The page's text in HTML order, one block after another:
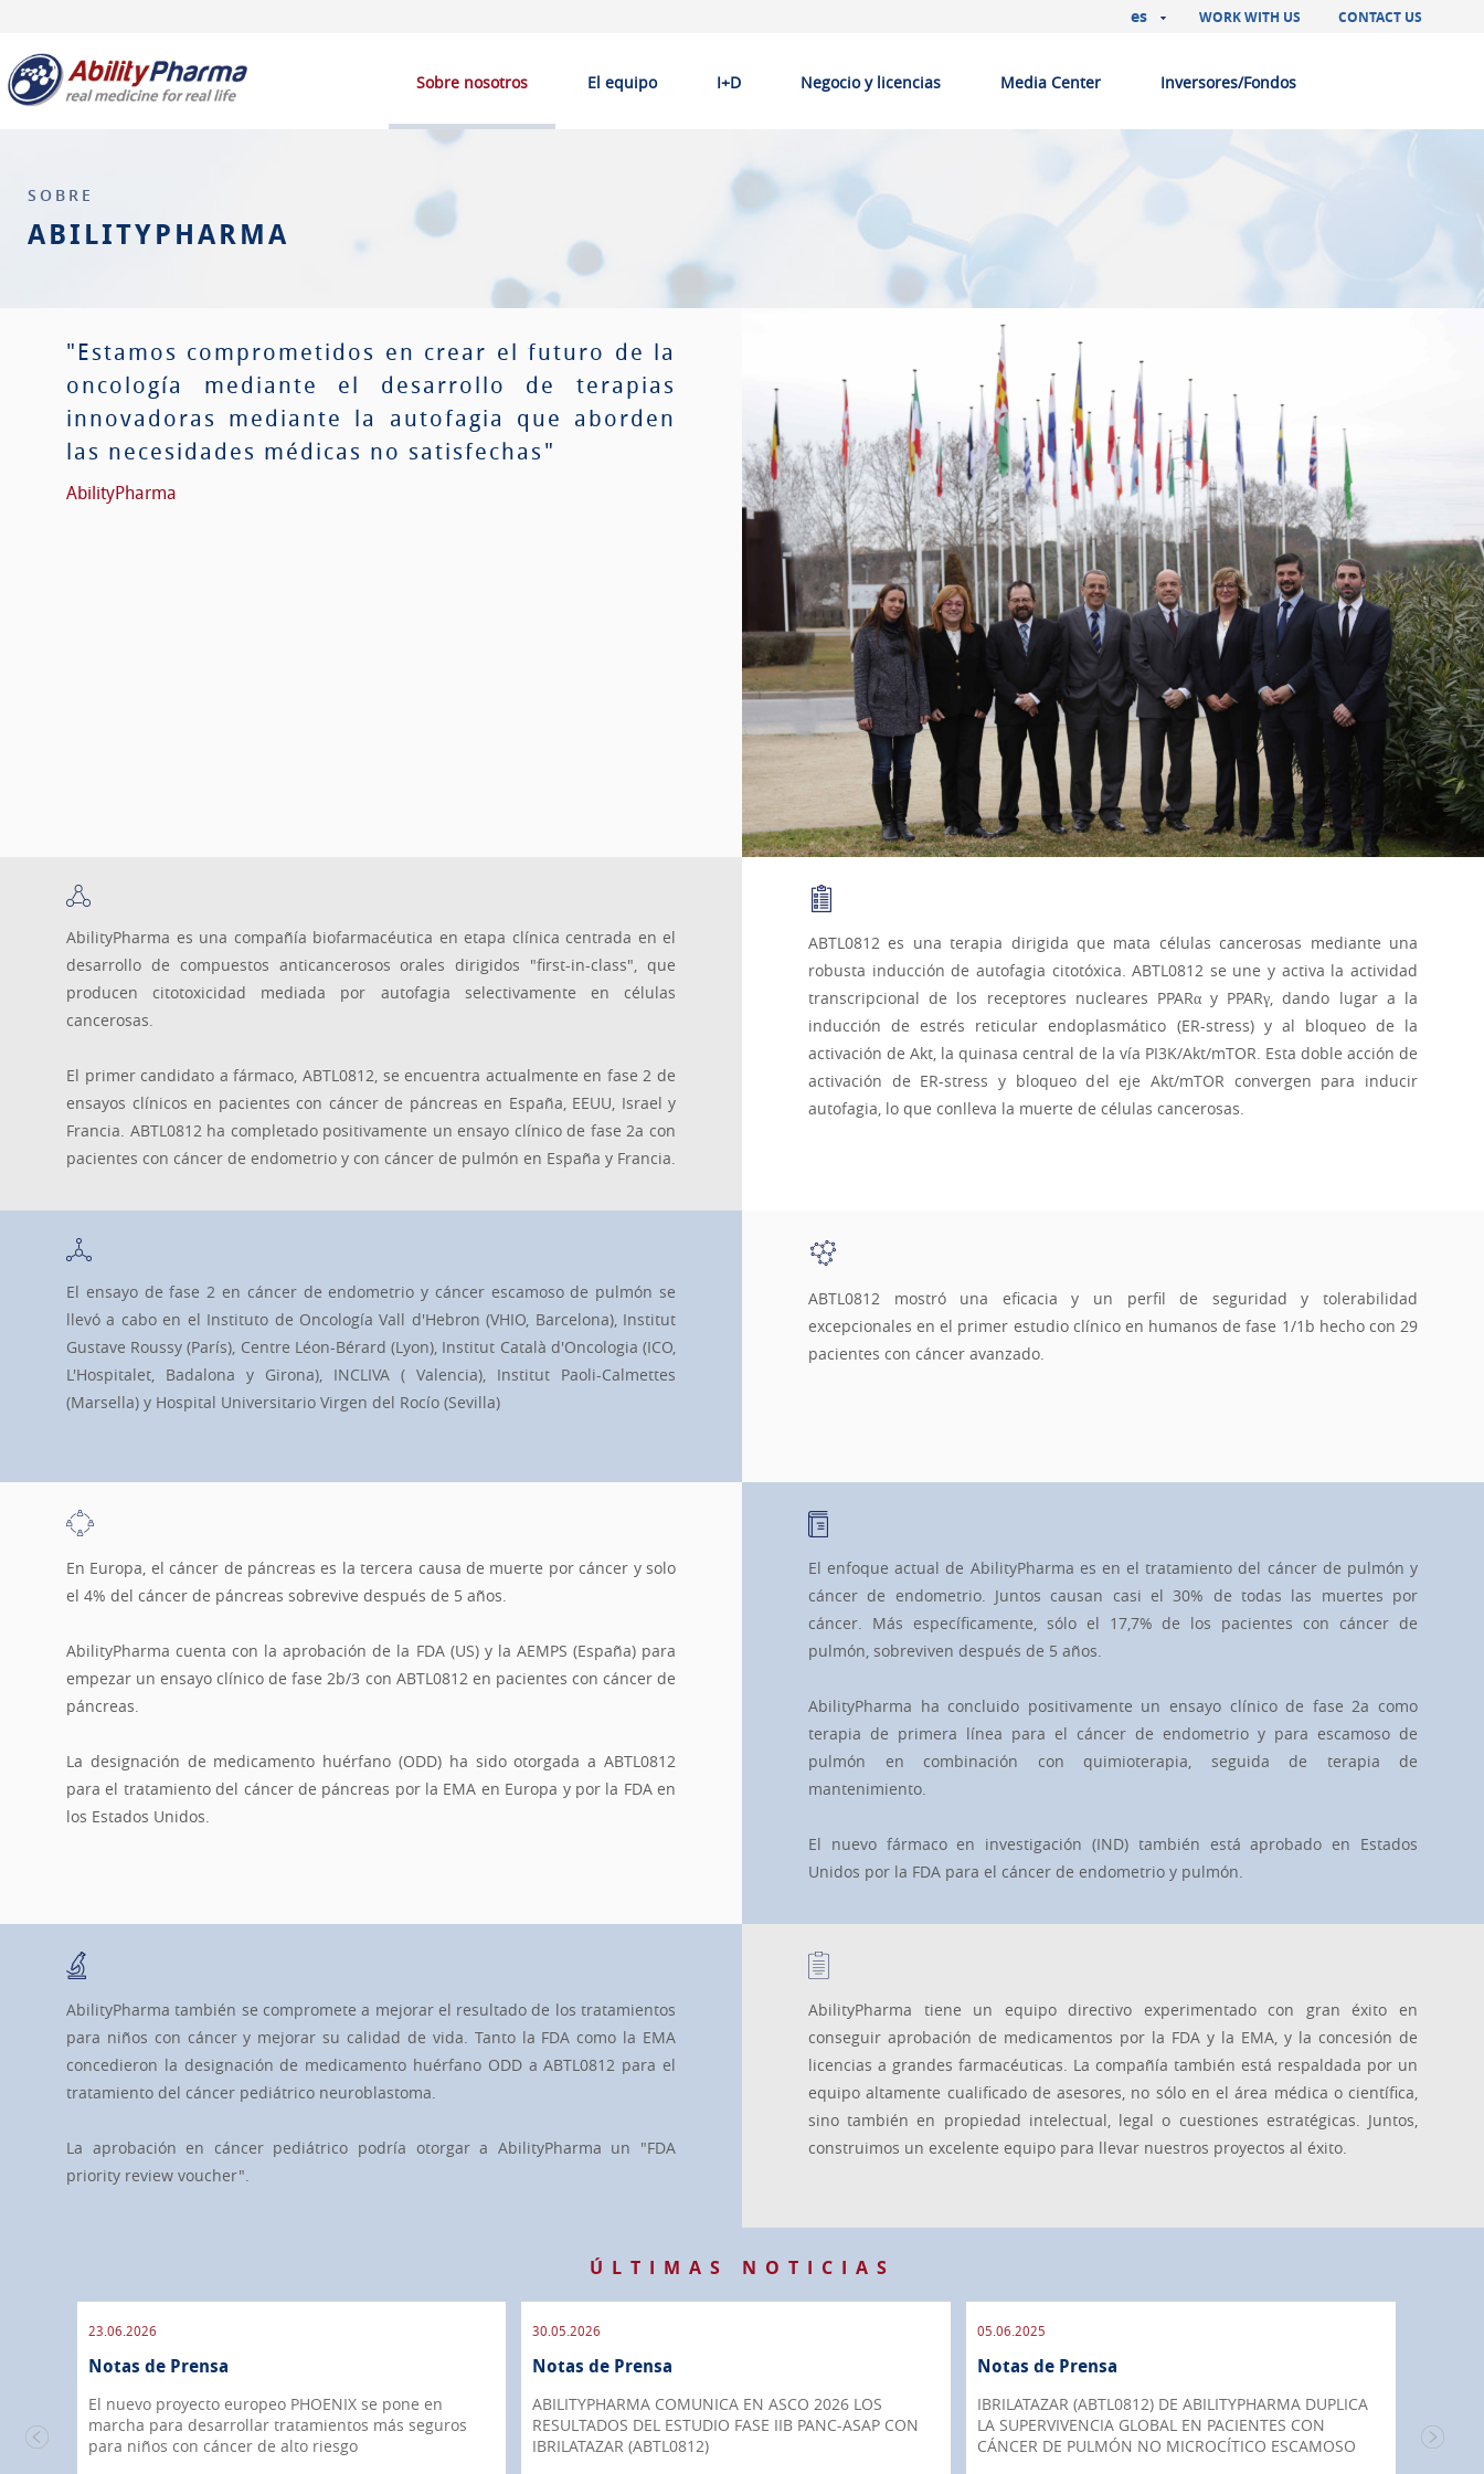
WORK WITH US CONTACT US
es
Sobre nosotros El equipo I+D Negocio y licencias Media Center Inversores/Fondos
SOBRE
ABILITYPHARMA
"Estamos comprometidos en crear el futuro de la
oncología mediante el desarrollo de terapias
innovadoras mediante la autofagia que aborden
las necesidades médicas no satisfechas"
AbilityPharma
AbilityPharma es una compañía biofarmacéutica en etapa clínica centrada en el
desarrollo de compuestos anticancerosos orales dirigidos "first-in-class", que
producen citotoxicidad mediada por autofagia selectivamente en células
cancerosas.
El primer candidato a fármaco, ABTL0812, se encuentra actualmente en fase 2 de
ensayos clínicos en pacientes con cáncer de páncreas en España, EEUU, Israel y
Francia. ABTL0812 ha completado positivamente un ensayo clínico de fase 2a con
pacientes con cáncer de endometrio y con cáncer de pulmón en España y Francia.
ABTL0812 es una terapia dirigida que mata células cancerosas mediante una
robusta inducción de autofagia citotóxica. ABTL0812 se une y activa la actividad
transcripcional de los receptores nucleares PPARα y PPARγ, dando lugar a la
inducción de estrés reticular endoplasmático (ER-stress) y al bloqueo de la
activación de Akt, la quinasa central de la vía PI3K/Akt/mTOR. Esta doble acción de
activación de ER-stress y bloqueo del eje Akt/mTOR convergen para inducir
autofagia, lo que conlleva la muerte de células cancerosas.
El ensayo de fase 2 en cáncer de endometrio y cáncer escamoso de pulmón se
llevó a cabo en el Instituto de Oncología Vall d'Hebron (VHIO, Barcelona), Institut
Gustave Roussy (París), Centre Léon-Bérard (Lyon), Institut Català d'Oncologia (ICO,
L'Hospitalet, Badalona y Girona), INCLIVA ( Valencia), Institut Paoli-Calmettes
(Marsella) y Hospital Universitario Virgen del Rocío (Sevilla)
ABTL0812 mostró una eficacia y un perfil de seguridad y tolerabilidad
excepcionales en el primer estudio clínico en humanos de fase 1/1b hecho con 29
pacientes con cáncer avanzado.
En Europa, el cáncer de páncreas es la tercera causa de muerte por cáncer y solo
el 4% del cáncer de páncreas sobrevive después de 5 años.
AbilityPharma cuenta con la aprobación de la FDA (US) y la AEMPS (España) para
empezar un ensayo clínico de fase 2b/3 con ABTL0812 en pacientes con cáncer de
páncreas.
La designación de medicamento huérfano (ODD) ha sido otorgada a ABTL0812
para el tratamiento del cáncer de páncreas por la EMA en Europa y por la FDA en
los Estados Unidos.
El enfoque actual de AbilityPharma es en el tratamiento del cáncer de pulmón y
cáncer de endometrio. Juntos causan casi el 30% de todas las muertes por
cáncer. Más específicamente, sólo el 17,7% de los pacientes con cáncer de
pulmón, sobreviven después de 5 años.
AbilityPharma ha concluido positivamente un ensayo clínico de fase 2a como
terapia de primera línea para el cáncer de endometrio y para escamoso de
pulmón en combinación con quimioterapia, seguida de terapia de
mantenimiento.
El nuevo fármaco en investigación (IND) también está aprobado en Estados
Unidos por la FDA para el cáncer de endometrio y pulmón.
AbilityPharma también se compromete a mejorar el resultado de los tratamientos
para niños con cáncer y mejorar su calidad de vida. Tanto la FDA como la EMA
concedieron la designación de medicamento huérfano ODD a ABTL0812 para el
tratamiento del cáncer pediátrico neuroblastoma.
La aprobación en cáncer pediátrico podría otorgar a AbilityPharma un "FDA
priority review voucher".
AbilityPharma tiene un equipo directivo experimentado con gran éxito en
conseguir aprobación de medicamentos por la FDA y la EMA, y la concesión de
licencias a grandes farmacéuticas. La compañía también está respaldada por un
equipo altamente cualificado de asesores, no sólo en el área médica o científica,
sino también en propiedad intelectual, legal o cuestiones estratégicas. Juntos,
construimos un excelente equipo para llevar nuestros proyectos al éxito.
ÚLTIMAS NOTICIAS
23.06.2026
Notas de Prensa
El nuevo proyecto europeo PHOENIX se pone en
marcha para desarrollar tratamientos más seguros
para niños con cáncer de alto riesgo
30.05.2026
Notas de Prensa
ABILITYPHARMA COMUNICA EN ASCO 2026 LOS
RESULTADOS DEL ESTUDIO FASE IIB PANC-ASAP CON
IBRILATAZAR (ABTL0812)
05.06.2025
Notas de Prensa
IBRILATAZAR (ABTL0812) DE ABILITYPHARMA DUPLICA
LA SUPERVIVENCIA GLOBAL EN PACIENTES CON
CÁNCER DE PULMÓN NO MICROCÍTICO ESCAMOSO